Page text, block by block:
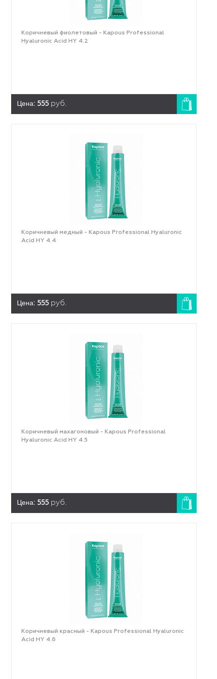
Коричневый фиолетовый - Kapous Professional
Hyaluronic Acid HY 4.2
Цена: 555 руб.
Коричневый медный - Kapous Professional Hyaluronic
Acid HY 4.4
Цена: 555 руб.
Коричневый махагоновый - Kapous Professional
Hyaluronic Acid HY 4.5
Цена: 555 руб.
Коричневый красный - Kapous Professional Hyaluronic
Acid HY 4.6